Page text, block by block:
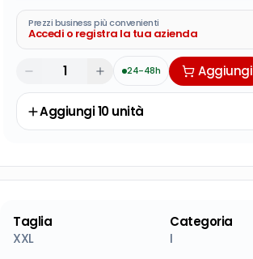
Prezzi business più convenienti
Accedi o registra la tua azienda
24-48h Aggiungi
Aggiungi10unità
Taglia
XXL
Categoria
I